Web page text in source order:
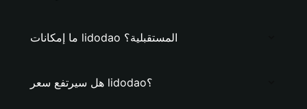
ما إمكانات lidodao المستقبلية؟
هل سيرتفع سعر lidodao؟